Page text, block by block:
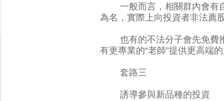
一般而言，相關群內會有自
為名，實際上向投資者非法薦
也有的不法分子會先免費推
有更專業的“老師”提供更高端的服
套路三
誘導參與新品種的投資